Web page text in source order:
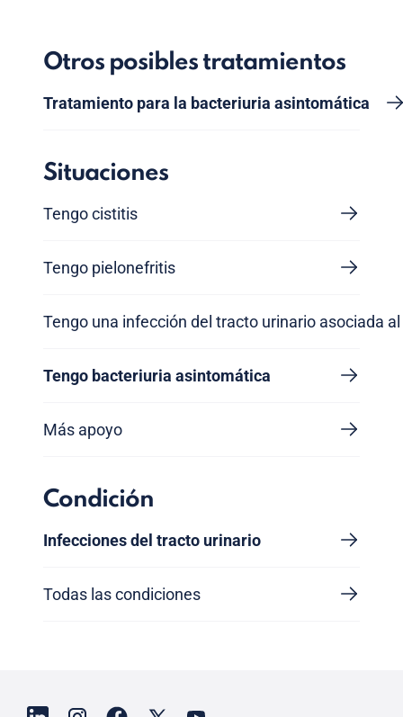
Otros posibles tratamientos
Tratamiento para la bacteriuria asintomática
Situaciones
Tengo cistitis
Tengo pielonefritis
Tengo una infección del tracto urinario asociada
Tengo bacteriuria asintomática
Más apoyo
Condición
Infecciones del tracto urinario
Todas las condiciones